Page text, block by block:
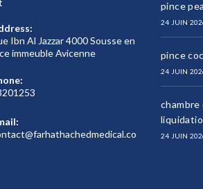
Ibn Al Jazzar 4000 Sousse en
immeuble Avicenne
pince
24 JUIN
pince
24 JUIN
24 JUIN